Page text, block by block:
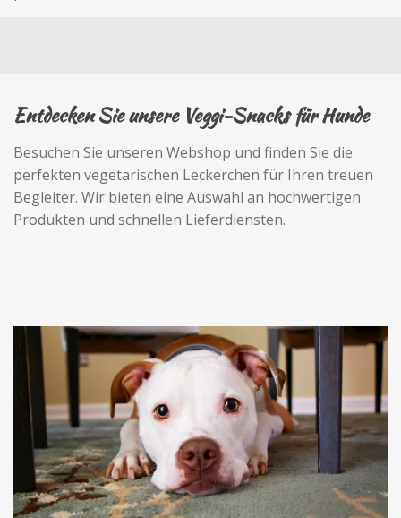
Entdecken Sie unsere Veggi-Snacks für Hunde
Besuchen Sie unseren Webshop und finden Sie die
perfekten vegetarischen Leckerchen für Ihren treuen
Begleiter. Wir bieten eine Auswahl an hochwertigen
Produkten und schnellen Lieferdiensten.